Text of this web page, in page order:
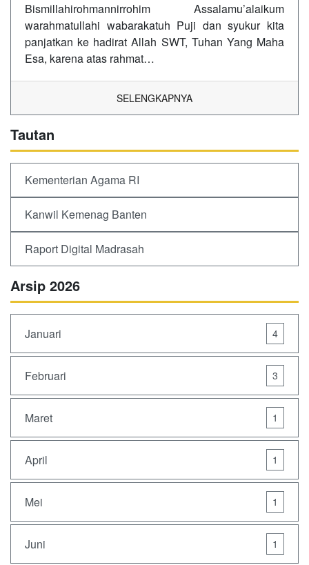
Bismillahirohmannirrohim Assalamu’alaikum
warahmatullahi wabarakatuh Puji dan syukur kita
panjatkan ke hadirat Allah SWT, Tuhan Yang Maha
Esa, karena atas rahmat…
SELENGKAPNYA
Tautan
Kementerian Agama RI
Kanwil Kemenag Banten
Raport Digital Madrasah
Arsip 2026
Januari 4
Februari 3
Maret 1
April 1
Mei 1
Juni 1